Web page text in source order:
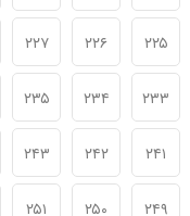
۲۲۵ ۲۲۶ ۲۲۷
۲۳۳ ۲۳۴ ۲۳۵
۲۴۱ ۲۴۲ ۲۴۳
۲۴۹ ۲۵۰ ۲۵۱